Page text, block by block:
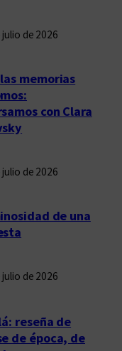
julio de 2026
las memorias
con Clara
julio de 2026
de una
julio de 2026
reseña de
de época, de